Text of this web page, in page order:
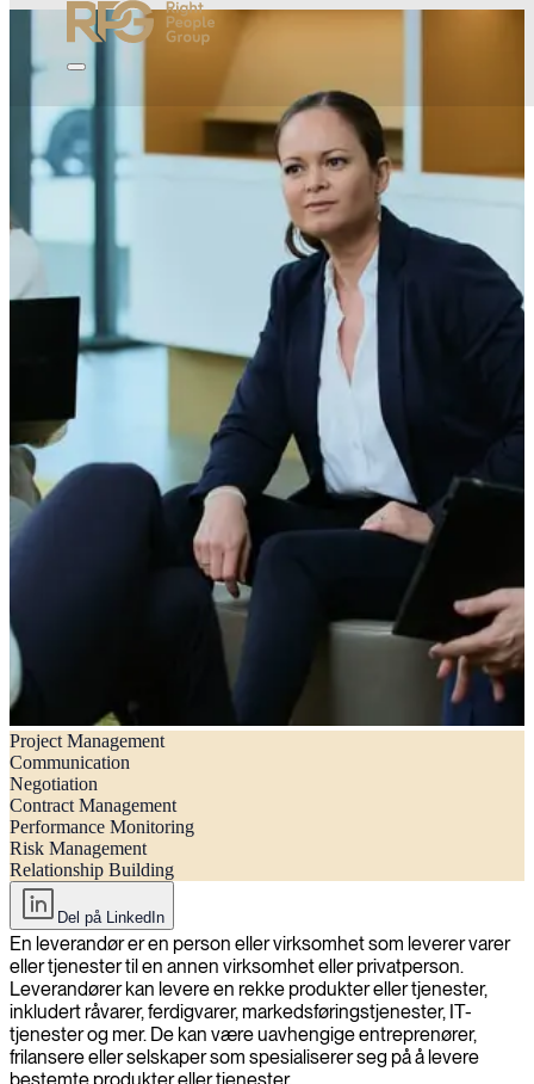
Hvordan administrere leverandører effektivt: 7 viktige trinn
Project Management
Communication
Negotiation
Contract Management
Performance Monitoring
Risk Management
Relationship Building
Del på LinkedIn
En leverandør er en person eller virksomhet som leverer varer
eller tjenester til en annen virksomhet eller privatperson.
Leverandører kan levere en rekke produkter eller tjenester,
inkludert råvarer, ferdigvarer, markedsføringstjenester, IT-
tjenester og mer. De kan være uavhengige entreprenører,
frilansere eller selskaper som spesialiserer seg på å levere